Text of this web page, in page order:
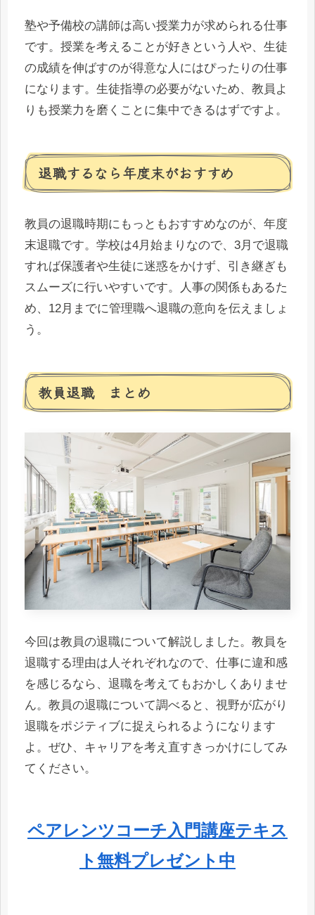
塾や予備校の講師は高い授業力が求められる仕事
です。授業を考えることが好きという人や、生徒
の成績を伸ばすのが得意な人にはぴったりの仕事
になります。生徒指導の必要がないため、教員よ
りも授業力を磨くことに集中できるはずですよ。
退職するなら年度末がおすすめ
教員の退職時期にもっともおすすめなのが、年度
末退職です。学校は4月始まりなので、3月で退職
すれば保護者や生徒に迷惑をかけず、引き継ぎも
スムーズに行いやすいです。人事の関係もあるた
め、12月までに管理職へ退職の意向を伝えましょ
う。
教員退職 まとめ
今回は教員の退職について解説しました。教員を
退職する理由は人それぞれなので、仕事に違和感
を感じるなら、退職を考えてもおかしくありませ
ん。教員の退職について調べると、視野が広がり
退職をポジティブに捉えられるようになります
よ。ぜひ、キャリアを考え直すきっかけにしてみ
てください。
ペアレンツコーチ入門講座テキス
ト無料プレゼント中